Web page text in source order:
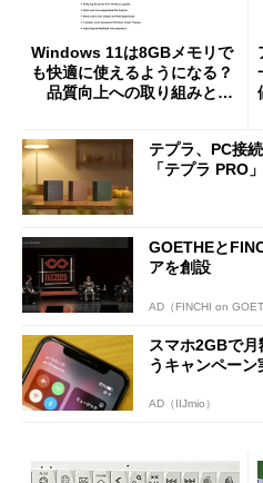
Windows 11は8GBメモリで
も快適に使えるようになる？
品質向上への取り組みと
テプラ、PC接
「テプラ PRO
GOETHEと
アを創設
AD（FINCHI on
スマホ2GBで
うキャンペーン
AD（IIJmio）